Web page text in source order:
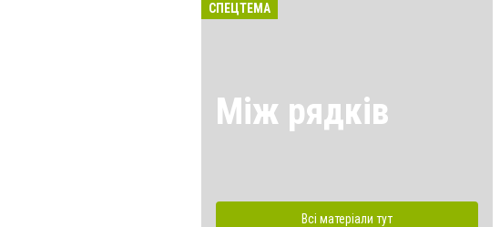
СПЕЦТЕМА
Між рядків
Всі матеріали тут